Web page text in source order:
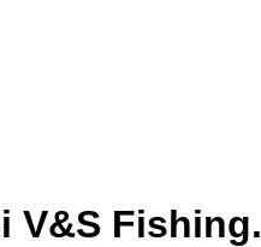
V&S Fishing.